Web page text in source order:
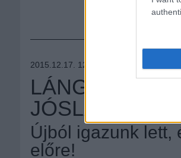
2015.12.17. 12:16 –
LÁNGOLÓ
JÓSLAT 2016
Újból igazunk lett,
előre!